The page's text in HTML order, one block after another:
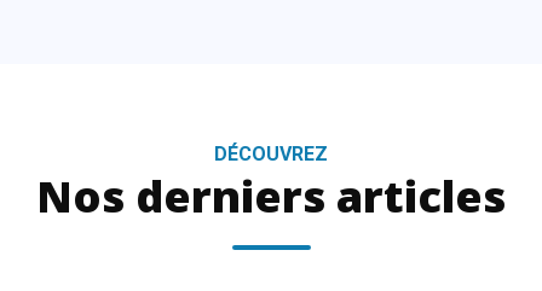
DÉCOUVREZ
Nos derniers articles